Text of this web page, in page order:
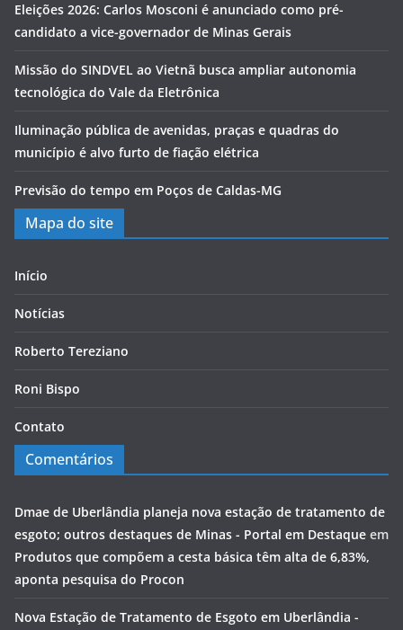
Eleições 2026: Carlos Mosconi é anunciado como pré-
candidato a vice-governador de Minas Gerais
Missão do SINDVEL ao Vietnã busca ampliar autonomia
tecnológica do Vale da Eletrônica
Iluminação pública de avenidas, praças e quadras do
município é alvo furto de fiação elétrica
Previsão do tempo em Poços de Caldas-MG
Mapa do site
Início
Notícias
Roberto Tereziano
Roni Bispo
Contato
Comentários
Dmae de Uberlândia planeja nova estação de tratamento de
esgoto; outros destaques de Minas - Portal em Destaque em
Produtos que compõem a cesta básica têm alta de 6,83%,
aponta pesquisa do Procon
Nova Estação de Tratamento de Esgoto em Uberlândia -